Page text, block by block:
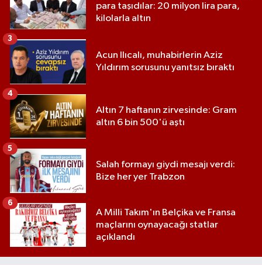
para taşıdılar: 20 milyon lira para,
kilolarla altın
Acun Ilıcalı, muhabirlerin Aziz
Yıldırım sorusunu yanıtsız bıraktı
3
Altın 7 haftanın zirvesinde: Gram
altın 6 bin 500'ü aştı
4
Salah formayı giydi mesajı verdi:
Bize her yer Trabzon
5
A Milli Takım'ın Belçika ve Fransa
maçlarını oynayacağı statlar
açıklandı
6